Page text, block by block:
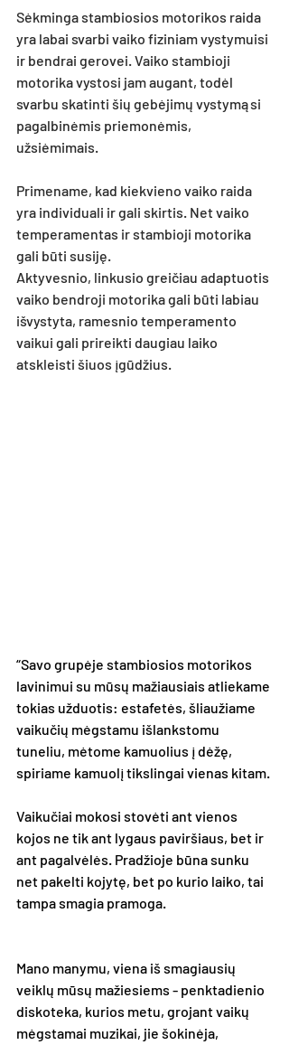
Sėkminga stambiosios motorikos raida
yra labai svarbi vaiko fiziniam vystymuisi
ir bendrai gerovei. Vaiko stambioji
motorika vystosi jam augant, todėl
svarbu skatinti šių gebėjimų vystymąsi
pagalbinėmis priemonėmis,
užsiėmimais.
Primename, kad kiekvieno vaiko raida
yra individuali ir gali skirtis. Net vaiko
temperamentas ir stambioji motorika
gali būti susiję.
Aktyvesnio, linkusio greičiau adaptuotis
vaiko bendroji motorika gali būti labiau
išvystyta, ramesnio temperamento
vaikui gali prireikti daugiau laiko
atskleisti šiuos įgūdžius.
“Savo grupėje stambiosios motorikos
lavinimui su mūsų mažiausiais atliekame
tokias užduotis: estafetės, šliaužiame
vaikučių mėgstamu išlankstomu
tuneliu, mėtome kamuolius į dėžę,
spiriame kamuolį tikslingai vienas kitam.
Vaikučiai mokosi stovėti ant vienos
kojos ne tik ant lygaus paviršiaus, bet ir
ant pagalvėlės. Pradžioje būna sunku
net pakelti kojytę, bet po kurio laiko, tai
tampa smagia pramoga.
Mano manymu, viena iš smagiausių
veiklų mūsų mažiesiems - penktadienio
diskoteka, kurios metu, grojant vaikų
mėgstamai muzikai, jie šokinėja,